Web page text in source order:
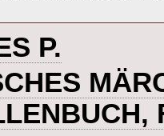
P.‎